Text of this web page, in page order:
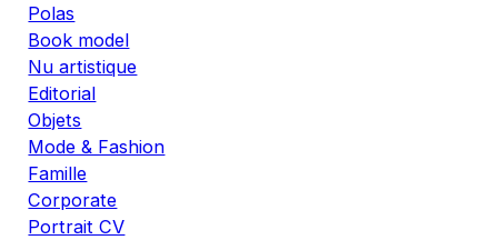
Polas
Book model
Nu artistique
Editorial
Objets
Mode & Fashion
Famille
Corporate
Portrait CV